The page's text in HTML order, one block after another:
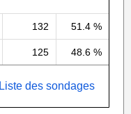
132 51.4 %
125 48.6 %
Liste des sondages